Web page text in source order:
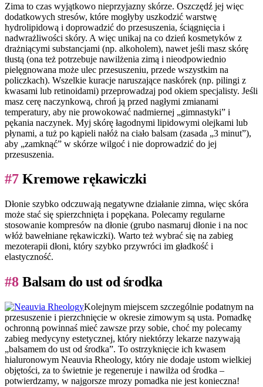
Zima to czas wyjątkowo nieprzyjazny skórze. Oszczędź jej więc
dodatkowych stresów, które mogłyby uszkodzić warstwę
hydrolipidową i doprowadzić do przesuszenia, ściągnięcia i
nadwrażliwości skóry. A więc unikaj na co dzień kosmetyków z
drażniącymi substancjami (np. alkoholem), nawet jeśli masz skórę
tłustą (ona też potrzebuje nawilżenia zimą i nieodpowiednio
pielęgnowana może ulec przesuszeniu, przede wszystkim na
policzkach). Wszelkie kuracje naruszające naskórek (np. pilingi z
kwasami lub retinoidami) przeprowadzaj pod okiem specjalisty. Jeśli
masz cerę naczynkową, chroń ją przed nagłymi zmianami
temperatury, aby nie prowokować nadmiernej „gimnastyki” i
pękania naczynek. Myj skórę łagodnymi lipidowymi olejkami lub
płynami, a tuż po kąpieli nałóż na ciało balsam (zasada „3 minut”),
aby „zamknąć” w skórze wilgoć i nie doprowadzić do jej
przesuszenia.
#7 Kremowe rękawiczki
Dłonie szybko odczuwają negatywne działanie zimna, więc skóra
może stać się spierzchnięta i popękana. Polecamy regularne
stosowanie kompresów na dłonie (grubo nasmaruj dłonie i na noc
włóż bawełniane rękawiczki). Warto też wybrać się na zabieg
mezoterapii dłoni, który szybko przywróci im gładkość i
elastyczność.
#8 Balsam do ust od środka
Kolejnym miejscem szczególnie podatnym na
przesuszenie i pierzchnięcie w okresie zimowym są usta. Pomadkę
ochronną powinnaś mieć zawsze przy sobie, choć my polecamy
zabieg medycyny estetycznej, który niektórzy lekarze nazywają
„balsamem do ust od środka”. To ostrzyknięcie ich kwasem
hialuronowym Neauvia Rheology, który nie dodaje ustom wielkiej
objętości, za to świetnie je regeneruje i nawilża od środka –
potwierdzamy, w najgorsze mrozy pomadka nie jest konieczna!